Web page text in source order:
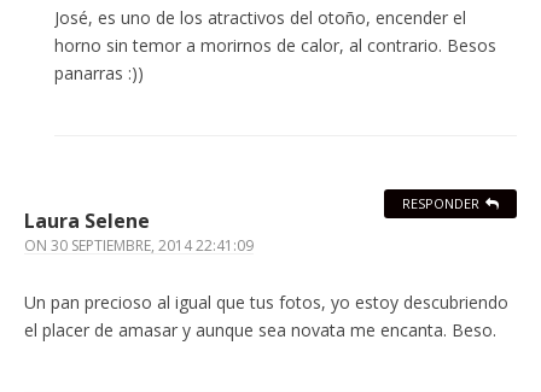
José, es uno de los atractivos del otoño, encender el
horno sin temor a morirnos de calor, al contrario. Besos
panarras :))
Laura Selene
ON 30 SEPTIEMBRE, 2014 22:41:09
Un pan precioso al igual que tus fotos, yo estoy descubriendo
el placer de amasar y aunque sea novata me encanta. Beso.
RESPONDER